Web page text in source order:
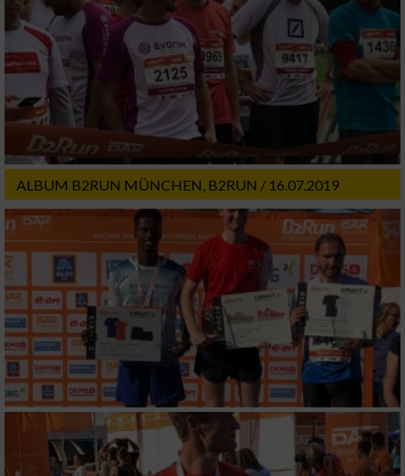
ALBUM B2RUN MÜNCHEN, B2RUN / 16.07.2019
Geräte anhand von aktiv angeforderten
Informationen identifizieren
Nicht-IAB-Verarbeitungszwecke:
Notwendig
Performance
Funktional
Werbung